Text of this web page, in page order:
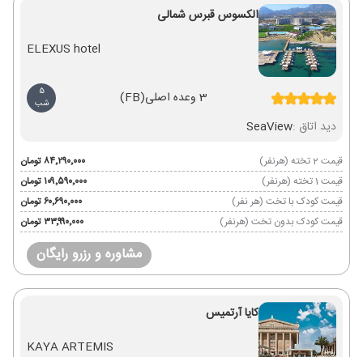
الکسوس قبرس شمالی
ELEXUS hotel
3 وعده اصلی (FB)
5
شب
دید اتاق :SeaView
قیمت 2 تخته (هرنفر)
۸۴٬۲۹۰٬۰۰۰ تومان
قیمت 1 تخته (هرنفر)
۱۰۹٬۵۹۰٬۰۰۰ تومان
قیمت کودک با تخت (هر نفر)
۶۰٬۶۹۰٬۰۰۰ تومان
قیمت کودک بدون تخت (هرنفر)
۳۳٬۹۹۰٬۰۰۰ تومان
مشاوره و رزرو رایگان
کایا آرتمیس
KAYA ARTEMIS